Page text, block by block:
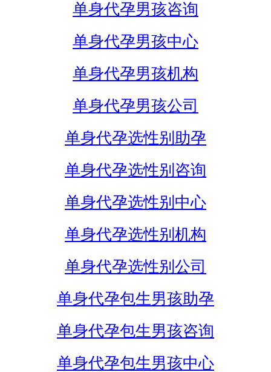
单身代孕男孩咨询
单身代孕男孩中心
单身代孕男孩机构
单身代孕男孩公司
单身代孕选性别助孕
单身代孕选性别咨询
单身代孕选性别中心
单身代孕选性别机构
单身代孕选性别公司
单身代孕包生男孩助孕
单身代孕包生男孩咨询
单身代孕包生男孩中心